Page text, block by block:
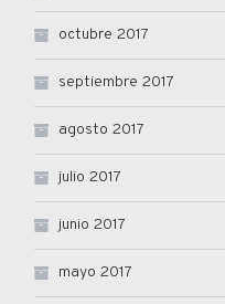
octubre 2017
septiembre 2017
agosto 2017
julio 2017
junio 2017
mayo 2017